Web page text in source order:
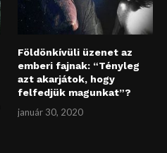
Földönkívüli üzenet az
emberi fajnak: “Tényleg
azt akarjátok, hogy
felfedjük magunkat”?
január 30, 2020